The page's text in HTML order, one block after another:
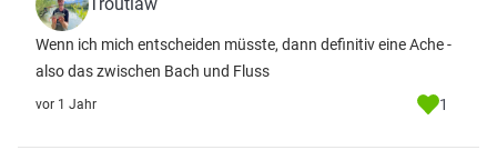
Wenn ich mich entscheiden müsste, dann definitiv eine Ache -
also das zwischen Bach und Fluss
vor 1 Jahr 1